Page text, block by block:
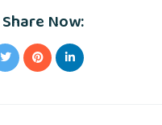
Share Now: